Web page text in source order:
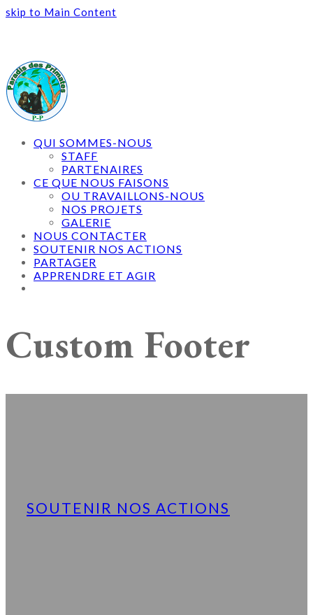
skip to Main Content
QUI SOMMES-NOUS
STAFF
PARTENAIRES
CE QUE NOUS FAISONS
OU TRAVAILLONS-NOUS
NOS PROJETS
GALERIE
NOUS CONTACTER
SOUTENIR NOS ACTIONS
PARTAGER
APPRENDRE ET AGIR
Custom Footer
SOUTENIR NOS ACTIONS